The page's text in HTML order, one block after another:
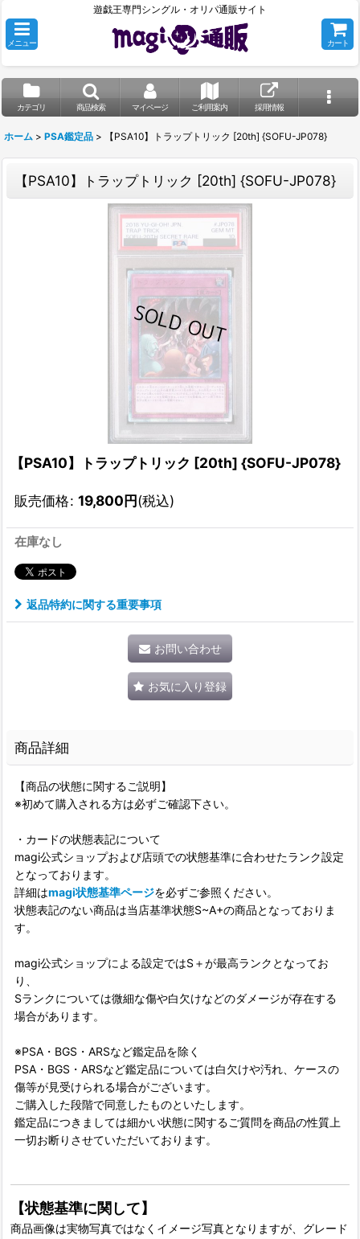
遊戯王専門シングル・オリパ通販サイト
メニュー カート
カテゴリ 商品検索 マイページ ご利用案内 採用情報
ホーム > PSA鑑定品 > 【PSA10】トラップトリック [20th] {SOFU-JP078}
【PSA10】トラップトリック [20th] {SOFU-JP078}
【PSA10】トラップトリック [20th] {SOFU-JP078}
販売価格: 19,800円(税込)
在庫なし
返品特約に関する重要事項
お問い合わせ
お気に入り登録
商品詳細
【商品の状態に関するご説明】
※初めて購入される方は必ずご確認下さい。
・カードの状態表記について
magi公式ショップおよび店頭での状態基準に合わせたランク設定
となっております。
詳細はmagi状態基準ページを必ずご参照ください。
状態表記のない商品は当店基準状態S~A+の商品となっておりま
す。
magi公式ショップによる設定ではS＋が最高ランクとなってお
り、
Sランクについては微細な傷や白欠けなどのダメージが存在する
場合があります。
※PSA・BGS・ARSなど鑑定品を除く
PSA・BGS・ARSなど鑑定品については白欠けや汚れ、ケースの
傷等が見受けられる場合がございます。
ご購入した段階で同意したものといたします。
鑑定品につきましては細かい状態に関するご質問を商品の性質上
一切お断りさせていただいております。
【状態基準に関して】
商品画像は実物写真ではなくイメージ写真となりますが、グレード